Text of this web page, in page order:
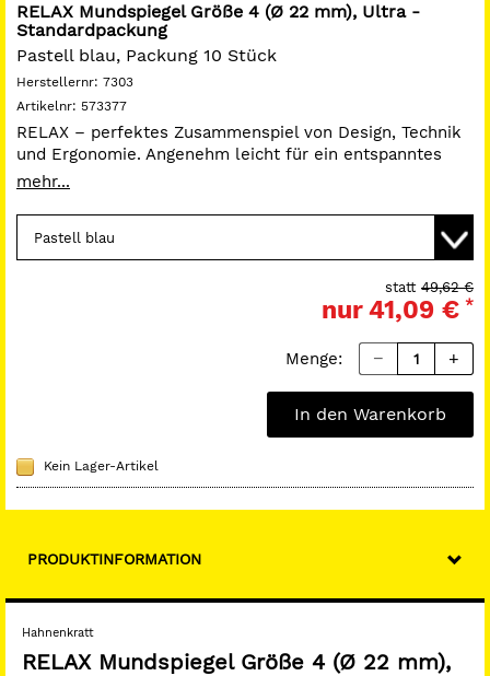
RELAX Mundspiegel Größe 4 (Ø 22 mm), Ultra -
Standardpackung
Pastell blau, Packung 10 Stück
Herstellernr: 7303
Artikelnr: 573377
RELAX – perfektes Zusammenspiel von Design, Technik
und Ergonomie. Angenehm leicht für ein entspanntes
Arbeiten. Optimiertes Halten durch den breit geformten
und resistent gegenüber Plaque-Indikatoren.
Patientenfreundlich durch die gerundeten Formen.
Hygienisch durch den planen Übergang von Spiegel zur
Fassung Seidenmatte,reflexionsfreie Oberfläche.
mehr...
49,62 €
statt
nur41,09 € *
Menge:
In den Warenkorb
Kein Lager-Artikel
PRODUKTINFORMATION
Hahnenkratt
RELAX Mundspiegel Größe 4 (Ø 22 mm),